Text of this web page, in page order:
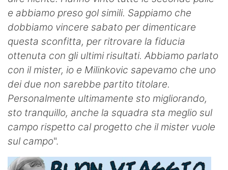
e abbiamo preso gol simili. Sappiamo che
dobbiamo vincere sabato per dimenticare
questa sconfitta, per ritrovare la fiducia
ottenuta con gli ultimi risultati. Abbiamo parlato
con il mister, io e Milinkovic sapevamo che uno
dei due non sarebbe partito titolare.
Personalmente ultimamente sto migliorando,
sto tranquillo, anche la squadra sta meglio sul
campo rispetto cal progetto che il mister vuole
sul campo".